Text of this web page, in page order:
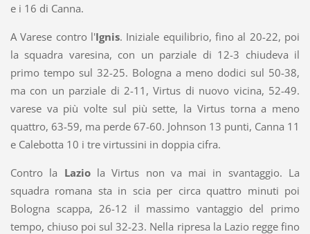
e i 16 di Canna.
A Varese contro l'Ignis. Iniziale equilibrio, fino al 20-22, poi
la squadra varesina, con un parziale di 12-3 chiudeva il
primo tempo sul 32-25. Bologna a meno dodici sul 50-38,
ma con un parziale di 2-11, Virtus di nuovo vicina, 52-49.
varese va più volte sul più sette, la Virtus torna a meno
quattro, 63-59, ma perde 67-60. Johnson 13 punti, Canna 11
e Calebotta 10 i tre virtussini in doppia cifra.
Contro la Laziola Virtus non va mai in svantaggio. La
squadra romana sta in scia per circa quattro minuti poi
Bologna scappa, 26-12 il massimo vantaggio del primo
tempo, chiuso poi sul 32-23. Nella ripresa la Lazio regge fino